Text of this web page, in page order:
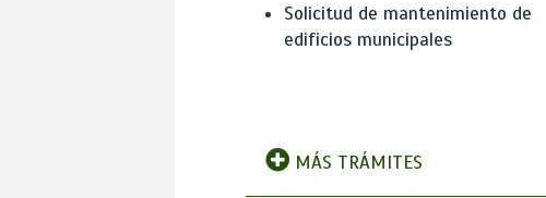
Solicitud de mantenimiento de
edificios municipales
MÁS TRÁMITES